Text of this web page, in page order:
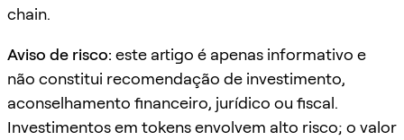
chain.
Aviso de risco: este artigo é apenas informativo e
não constitui recomendação de investimento,
aconselhamento financeiro, jurídico ou fiscal.
Investimentos em tokens envolvem alto risco; o valor